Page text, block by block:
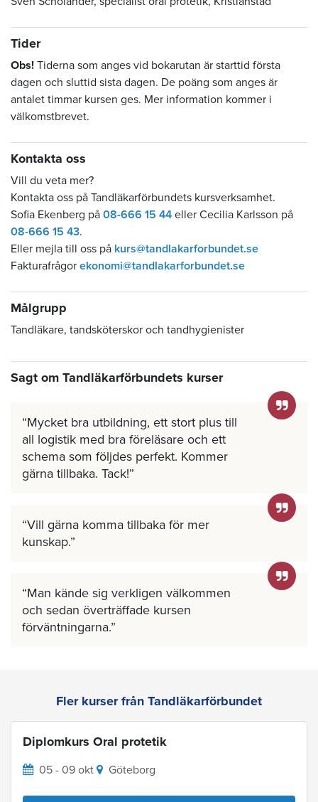
Tider
Obs! Tiderna som anges vid bokarutan är starttid första
dagen och sluttid sista dagen. De poäng som anges är
antalet timmar kursen ges. Mer information kommer i
välkomstbrevet.
Kontakta oss
Vill du veta mer?
Kontakta oss på Tandläkarförbundets kursverksamhet.
Sofia Ekenberg på 08-666 15 44 eller Cecilia Karlsson på
08-666 15 43.
Eller mejla till oss på kurs@tandlakarforbundet.se
Fakturafrågor ekonomi@tandlakarforbundet.se
Målgrupp
Tandläkare, tandsköterskor och tandhygienister
Sagt om Tandläkarförbundets kurser
Mycket bra utbildning, ett stort plus till
all logistik med bra föreläsare och ett
schema som följdes perfekt. Kommer
gärna tillbaka. Tack!
Vill gärna komma tillbaka för mer
kunskap.
Man kände sig verkligen välkommen
och sedan överträffade kursen
förväntningarna.
Fler kurser från Tandläkarförbundet
Diplomkurs Oral protetik
05 - 09 okt Göteborg